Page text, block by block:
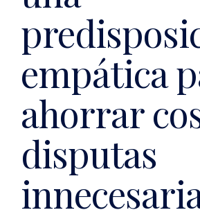
empática
ahorrar
disputas